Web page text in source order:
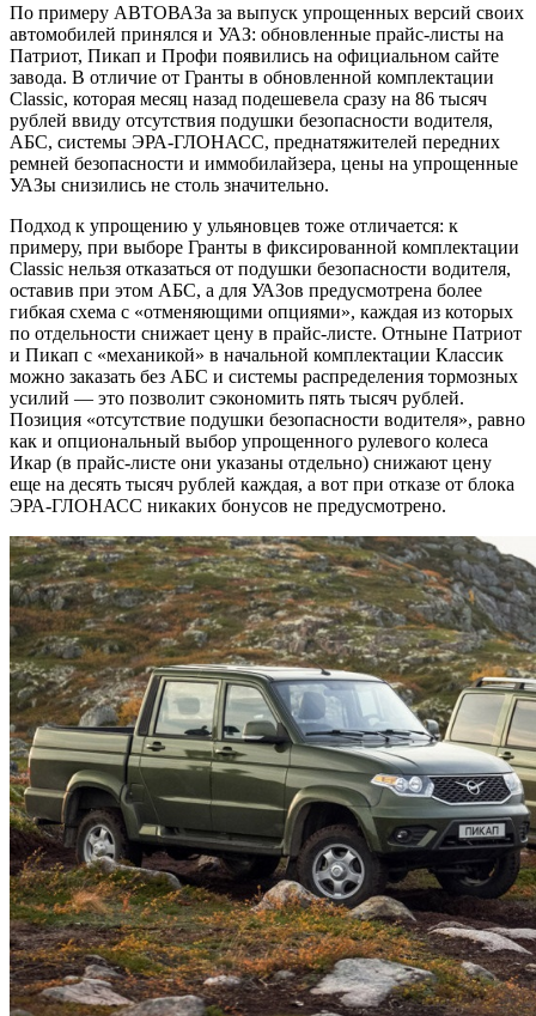
По примеру АВТОВАЗа за выпуск упрощенных версий своих
автомобилей принялся и УАЗ: обновленные прайс-листы на
Патриот, Пикап и Профи появились на официальном сайте
завода. В отличие от Гранты в обновленной комплектации
Classic, которая месяц назад подешевела сразу на 86 тысяч
рублей ввиду отсутствия подушки безопасности водителя,
АБС, системы ЭРА-ГЛОНАСС, преднатяжителей передних
ремней безопасности и иммобилайзера, цены на упрощенные
УАЗы снизились не столь значительно.
Подход к упрощению у ульяновцев тоже отличается: к
примеру, при выборе Гранты в фиксированной комплектации
Classic нельзя отказаться от подушки безопасности водителя,
оставив при этом АБС, а для УАЗов предусмотрена более
гибкая схема с «отменяющими опциями», каждая из которых
по отдельности снижает цену в прайс-листе. Отныне Патриот
и Пикап с «механикой» в начальной комплектации Классик
можно заказать без АБС и системы распределения тормозных
усилий — это позволит сэкономить пять тысяч рублей.
Позиция «отсутствие подушки безопасности водителя», равно
как и опциональный выбор упрощенного рулевого колеса
Икар (в прайс-листе они указаны отдельно) снижают цену
еще на десять тысяч рублей каждая, а вот при отказе от блока
ЭРА-ГЛОНАСС никаких бонусов не предусмотрено.